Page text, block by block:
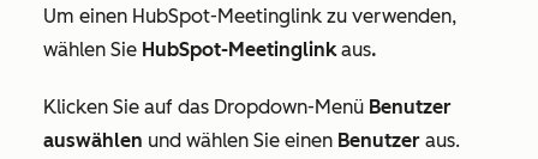
Um einen HubSpot-Meetinglink zu verwenden,
wählen Sie HubSpot-Meetinglinkaus.
Klicken Sie auf das Dropdown-Menü Benutzer
auswählen und wählen Sie einen Benutzer aus.